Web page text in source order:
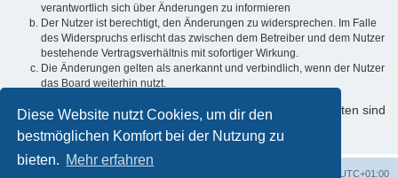
Diese Website nutzt Cookies, um dir den
bestmöglichen Komfort bei der Nutzung zu
bieten. Mehr erfahren
verantwortlich sich über Änderungen zu informieren
Der Nutzer ist berechtigt, den Änderungen zu widersprechen. Im Falle
des Widerspruchs erlischt das zwischen dem Betreiber und dem Nutzer
bestehende Vertragsverhältnis mit sofortiger Wirkung.
Die Änderungen gelten als anerkannt und verbindlich, wenn der Nutzer
das Board weiterhin nutzt.
Informationen über den Umgang mit Ihren persönlichen Daten sind
in der Datenschutzrichtlinie enthalten.
UTC+01:00